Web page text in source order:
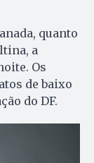
quanto
a
Os
de baixo
do DF.